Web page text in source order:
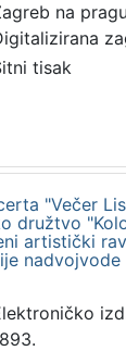
na
tisak
"Večer
družtvo
artistički